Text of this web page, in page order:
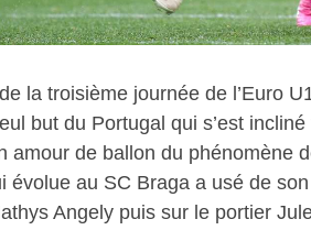
la troisième journée de l’Euro
but du Portugal qui s’est
amour de ballon du phénomène
évolue au SC Braga a usé de
Angely puis sur le portier